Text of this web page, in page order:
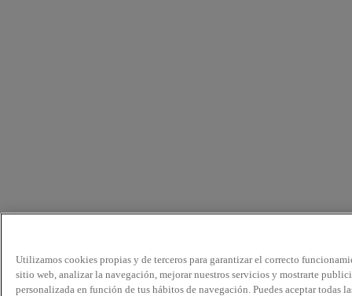
Utilizamos cookies propias y de terceros para garantizar el correcto
sitio web, analizar la navegación, mejorar nuestros servicios y mostrarte
personalizada en función de tus hábitos de navegación. Puedes aceptar todas